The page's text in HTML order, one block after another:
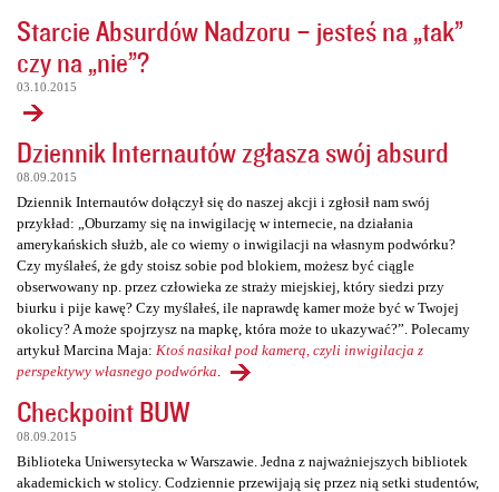
Starcie Absurdów Nadzoru – jesteś na „tak”
czy na „nie”?
03.10.2015
Dziennik Internautów zgłasza swój absurd
08.09.2015
Dziennik Internautów dołączył się do naszej akcji i zgłosił nam swój
przykład: „Oburzamy się na inwigilację w internecie, na działania
amerykańskich służb, ale co wiemy o inwigilacji na własnym podwórku?
Czy myślałeś, że gdy stoisz sobie pod blokiem, możesz być ciągle
obserwowany np. przez człowieka ze straży miejskiej, który siedzi przy
biurku i pije kawę? Czy myślałeś, ile naprawdę kamer może być w Twojej
okolicy? A może spojrzysz na mapkę, która może to ukazywać?”. Polecamy
artykuł Marcina Maja: Ktoś nasikał pod kamerą, czyli inwigilacja z
perspektywy własnego podwórka
Checkpoint BUW
08.09.2015
Biblioteka Uniwersytecka w Warszawie. Jedna z najważniejszych bibliotek
akademickich w stolicy. Codziennie przewijają się przez nią setki studentów,